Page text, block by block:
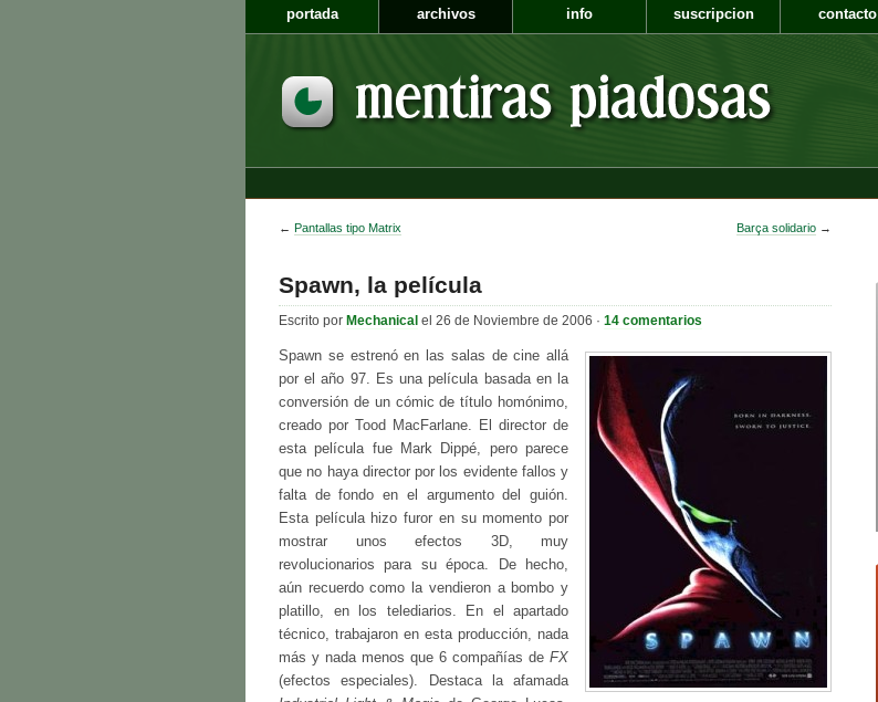
portada archivos info suscripcion contacto
← Pantallas tipo Matrix Barça solidario →
Spawn, la película
Escrito por Mechanical el 26 de Noviembre de 2006 · 14 comentarios
Spawn se estrenó en las salas de cine allá
por el año 97. Es una película basada en la
conversión de un cómic de título homónimo,
creado por Tood MacFarlane. El director de
esta película fue Mark Dippé, pero parece
que no haya director por los evidente fallos y
falta de fondo en el argumento del guión.
Esta película hizo furor en su momento por
mostrar unos efectos 3D, muy
revolucionarios para su época. De hecho,
aún recuerdo como la vendieron a bombo y
platillo, en los telediarios. En el apartado
técnico, trabajaron en esta producción, nada
más y nada menos que 6 compañías de FX
(efectos especiales). Destaca la afamada